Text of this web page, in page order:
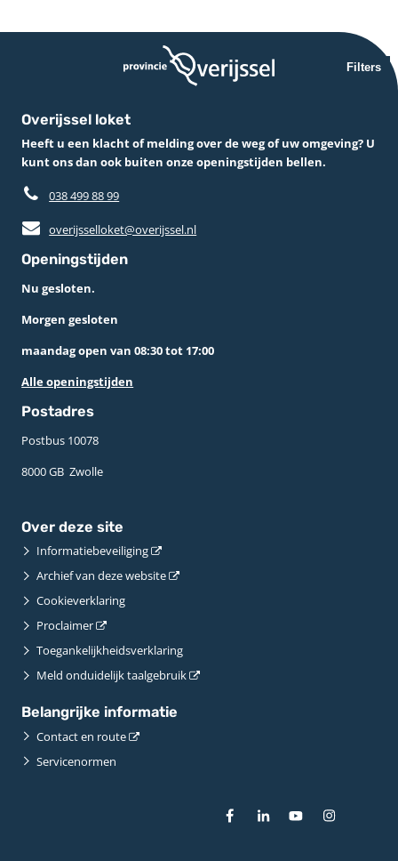
Filters
Overijssel loket
Heeft u een klacht of melding over de weg of uw omgeving? U
kunt ons dan ook buiten onze openingstijden bellen.
038 499 88 99
overijsselloket@overijssel.nl
Openingstijden
Nu gesloten.
Morgen gesloten
maandag open van 08:30 tot 17:00
Alle openingstijden
Postadres
Postbus 10078 ­
8000 GB ­ Zwolle
Over deze site
Informatiebeveiliging
Archief van deze website
Cookieverklaring
Proclaimer
Toegankelijkheidsverklaring
Meld onduidelijk taalgebruik
Belangrijke informatie
Contact en route
Servicenormen